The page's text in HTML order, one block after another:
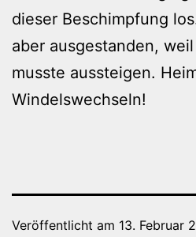
dieser Beschimpfung
aber ausgestanden,
musste aussteigen.
Windelswechseln!
Veröffentlicht am 13. Februar